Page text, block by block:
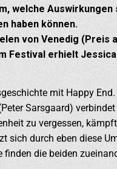
welche Auswirkungen
haben können.
von Venedig (Preis
Festival erhielt
mit Happy End.
Sarsgaard)
zu vergessen,
sich durch eben diese
die beiden